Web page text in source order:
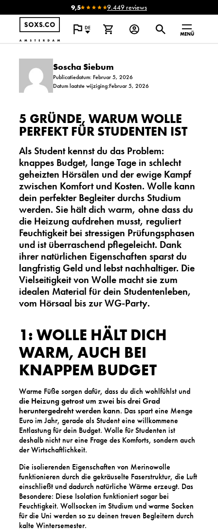
9,5 9.449 reviews
DE
MENÜ
Soscha Siebum
Publicatiedatum: Februar 5, 2026
Datum laatste wijziging:Februar 5, 2026
5 GRÜNDE, WARUM WOLLE
PERFEKT FÜR STUDENTEN IST
Als Student kennst du das Problem:
knappes Budget, lange Tage in schlecht
geheizten Hörsälen und der ewige Kampf
zwischen Komfort und Kosten. Wolle kann
dein perfekter Begleiter durchs Studium
werden. Sie hält dich warm, ohne dass du
die Heizung aufdrehen musst, reguliert
Feuchtigkeit bei stressigen Prüfungsphasen
und ist überraschend pflegeleicht. Dank
ihrer natürlichen Eigenschaften sparst du
langfristig Geld und lebst nachhaltiger. Die
Vielseitigkeit von Wolle macht sie zum
idealen Material für dein Studentenleben,
vom Hörsaal bis zur WG-Party.
1: WOLLE HÄLT DICH
WARM, AUCH BEI
KNAPPEM BUDGET
Warme Füße sorgen dafür, dass du dich wohlfühlst und
die Heizung getrost um zwei bis drei Grad
heruntergedreht werden kann. Das spart eine Menge
Euro im Jahr, gerade als Student eine willkommene
Entlastung für dein Budget. Wolle für Studenten ist
deshalb nicht nur eine Frage des Komforts, sondern auch
der Wirtschaftlichkeit.
Die isolierenden Eigenschaften von Merinowolle
funktionieren durch die gekräuselte Faserstruktur, die Luft
einschließt und dadurch natürliche Wärme erzeugt. Das
Besondere: Diese Isolation funktioniert sogar bei
Feuchtigkeit. Wollsocken im Studium und warme Socken
für die Uni werden so zu deinen treuen Begleitern durch
kalte Wintersemester.